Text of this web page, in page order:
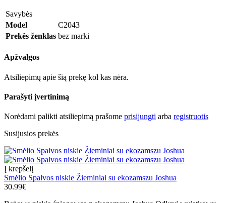
Savybės
Model
C2043
Prekės ženklas bez marki
Apžvalgos
Atsiliepimų apie šią prekę kol kas nėra.
Parašyti įvertinimą
Norėdami palikti atsiliepimą prašome prisijungti arba registruotis
Susijusios prekės
Į krepšelį
Smėlio Spalvos niskie Žieminiai su ekozamszu Joshua
30.99€